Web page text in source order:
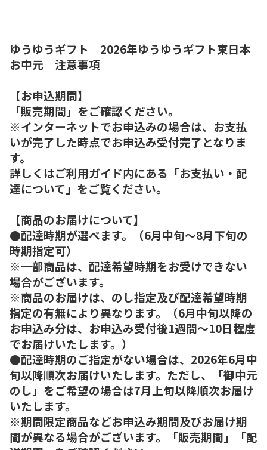
ゆうゆうギフト 2026年ゆうゆうギフト東日本
お中元 注意事項
【お申込期間】
「販売期間」をご確認ください。
※インターネットでお申込みの場合は、お支払
いが完了した時点でお申込み受付完了となりま
す。
詳しくはご利用ガイド内にある「お支払い・配
達について」をご覧ください。
【商品のお届けについて】
●配達時期が選べます。（6月中旬～8月下旬の
時期指定可）
※一部商品は、配達希望時期をお受けできない
場合がございます。
※商品のお届けは、のし指定及び配達希望時期
指定の有無により異なります。（6月中旬以降の
お申込み分は、お申込み受付後1週間～10日程度
でお届けいたします。）
●配達時期のご指定がない場合は、2026年6月中
旬以降順次お届けいたします。ただし、「御中元
のし」をご希望の場合は7月上旬以降順次お届け
いたします。
※期間限定商品などお申込み期間及びお届け期
間が異なる場合がございます。「販売期間」「配